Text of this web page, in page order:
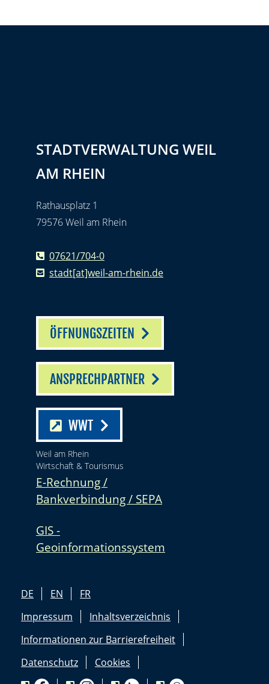
STADTVERWALTUNG WEIL
AM RHEIN
Rathausplatz 1
79576 Weil am Rhein
07621/704-0
stadt[at]weil-am-rhein.de
ÖFFNUNGSZEITEN
ANSPRECHPARTNER
WWT
Weil am Rhein
Wirtschaft & Tourismus
E-Rechnung /
Bankverbindung / SEPA
GIS -
Geoinformationssystem
DE EN
FR
Impressum
Inhaltsverzeichnis
Informationen zur Barrierefreiheit
Datenschutz
Cookies